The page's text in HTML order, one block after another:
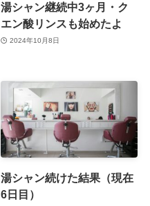
湯シャン継続中3ヶ月・ク
エン酸リンスも始めたよ
2024年10月8日
湯シャン続けた結果（現在
6日目）